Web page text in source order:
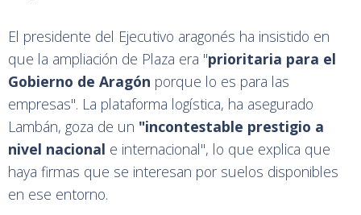
El presidente del Ejecutivo aragonés ha insistido en
que la ampliación de Plaza era "prioritaria para el
Gobierno de Aragón porque lo es para las
empresas". La plataforma logística, ha asegurado
Lambán, goza de un "incontestable prestigio a
nivel nacional e internacional", lo que explica que
haya firmas que se interesan por suelos disponibles
en ese entorno.